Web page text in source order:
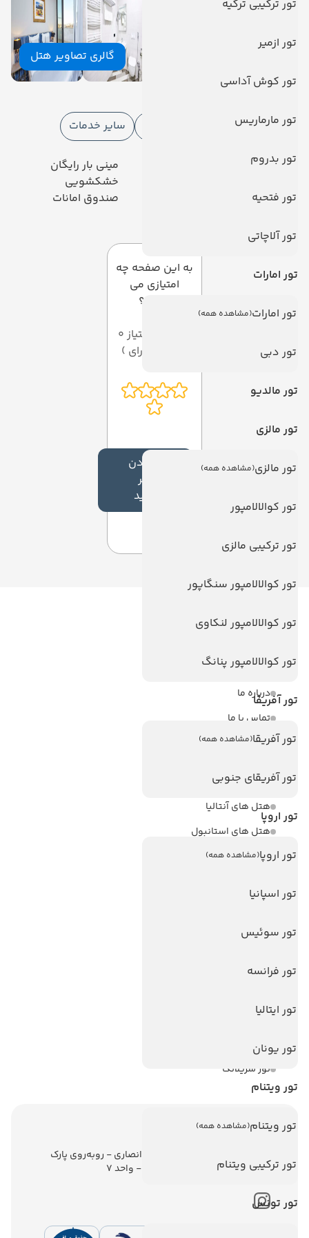
تور ترکیبی ترکیه
تور ازمیر
تور کوش آداسی
تور مارماریس
تور بدروم
تور فتحیه
تور آلاچاتی
تور امارات
تور امارات(مشاهده همه)
تور دبی
تور مالدیو
تور مالزی
تور مالزی(مشاهده همه)
تور کوالالامپور
تور ترکیبی مالزی
تور کوالالامپور سنگاپور
تور کوالالامپور لنکاوی
تور کوالالامپور پنانگ
تور آفریقا
تور آفریقا(مشاهده همه)
تور آفریقای جنوبی
تور اروپا
تور اروپا(مشاهده همه)
تور اسپانیا
تور سوئیس
تور فرانسه
تور ایتالیا
تور یونان
تور ویتنام
تور ویتنام(مشاهده همه)
تور ترکیبی ویتنام
تور تونس
گالری تصاویر هتل
امکانات هتل
امکانات هتل
سایر خدمات
رستوران
آسانسور
مینی بار رایگان
خشکشویی
صندوق امانات
به این صفحه چه
امتیازی می
دهید؟
میانگین امتیاز 0
افزودن
نظر
جدید
لینک های مفید
ویزا کانادا
درباره ما
تماس با ما
مجله گردشگری
هتل های پر بازدید
هتل های آنتالیا
هتل های استانبول
هتل های تایلند
تور استانبول
تور پوکت
تور بالی
تور سریلانکا
اطلاعات تماس
تهران - ولیعصر - نبش کوچه انصاری - روبه‌روی پارک
ملت - برج ملت - طبقه ششم - واحد 7